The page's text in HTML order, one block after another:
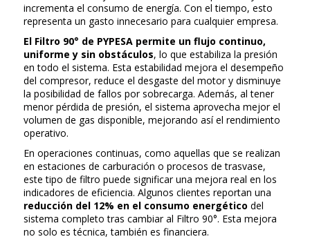
incrementa el consumo de energía. Con el tiempo, esto
representa un gasto innecesario para cualquier empresa.
El Filtro 90° de PYPESA permite un flujo continuo,
uniforme y sin obstáculos, lo que estabiliza la presión
en todo el sistema. Esta estabilidad mejora el desempeño
del compresor, reduce el desgaste del motor y disminuye
la posibilidad de fallos por sobrecarga. Además, al tener
menor pérdida de presión, el sistema aprovecha mejor el
volumen de gas disponible, mejorando así el rendimiento
operativo.
En operaciones continuas, como aquellas que se realizan
en estaciones de carburación o procesos de trasvase,
este tipo de filtro puede significar una mejora real en los
indicadores de eficiencia. Algunos clientes reportan una
reducción del 12% en el consumo energético del
sistema completo tras cambiar al Filtro 90°. Esta mejora
no solo es técnica, también es financiera.